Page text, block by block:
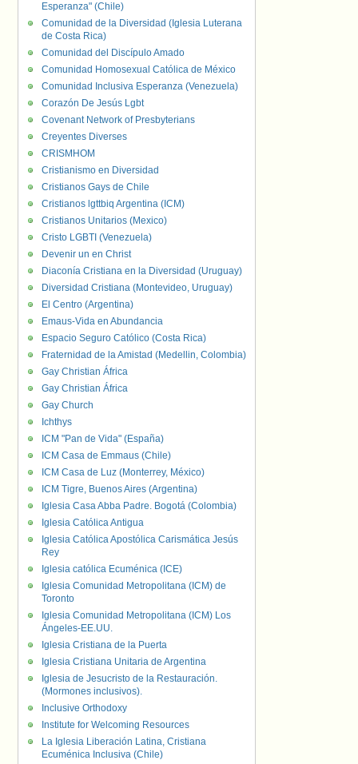
Esperanza" (Chile)
Comunidad de la Diversidad (Iglesia Luterana
de Costa Rica)
Comunidad del Discípulo Amado
Comunidad Homosexual Católica de México
Comunidad Inclusiva Esperanza (Venezuela)
Corazón De Jesús Lgbt
Covenant Network of Presbyterians
Creyentes Diverses
CRISMHOM
Cristianismo en Diversidad
Cristianos Gays de Chile
Cristianos lgttbiq Argentina (ICM)
Cristianos Unitarios (Mexico)
Cristo LGBTI (Venezuela)
Devenir un en Christ
Diaconía Cristiana en la Diversidad (Uruguay)
Diversidad Cristiana (Montevideo, Uruguay)
El Centro (Argentina)
Emaus-Vida en Abundancia
Espacio Seguro Católico (Costa Rica)
Fraternidad de la Amistad (Medellin, Colombia)
Gay Christian África
Gay Christian África
Gay Church
Ichthys
ICM "Pan de Vida" (España)
ICM Casa de Emmaus (Chile)
ICM Casa de Luz (Monterrey, México)
ICM Tigre, Buenos Aires (Argentina)
Iglesia Casa Abba Padre. Bogotá (Colombia)
Iglesia Católica Antigua
Iglesia Católica Apostólica Carismática Jesús
Rey
Iglesia católica Ecuménica (ICE)
Iglesia Comunidad Metropolitana (ICM) de
Toronto
Iglesia Comunidad Metropolitana (ICM) Los
Ángeles-EE.UU.
Iglesia Cristiana de la Puerta
Iglesia Cristiana Unitaria de Argentina
Iglesia de Jesucristo de la Restauración.
(Mormones inclusivos).
Inclusive Orthodoxy
Institute for Welcoming Resources
La Iglesia Liberación Latina, Cristiana
Ecuménica Inclusiva (Chile)